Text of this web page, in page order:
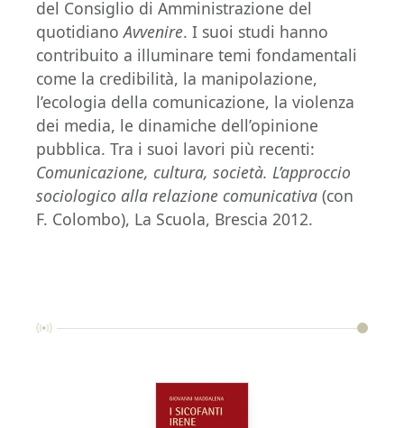
del Consiglio di Amministrazione del
quotidianoAvvenire. I suoi studi hanno
contribuito a illuminare temi fondamentali
come la credibilità, la manipolazione,
l’ecologia della comunicazione, la violenza
dei media, le dinamiche dell’opinione
pubblica. Tra i suoi lavori più recenti:
Comunicazione, cultura, società. L’approccio
sociologico alla relazione comunicativa (con
F. Colombo), La Scuola, Brescia 2012.